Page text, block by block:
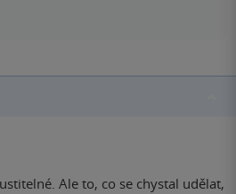
Ale to, co se chystal udělat,